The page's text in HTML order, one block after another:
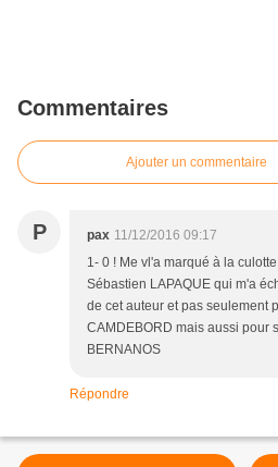
Commentaires
Ajouter un commentaire
P pax 11/12/2016 09:17
1- 0 ! Me vl'a marqué à la
Sébastien LAPAQUE qui m'a
de cet auteur et pas seulement
CAMDEBORD mais aussi pour
BERNANOS
Répondre